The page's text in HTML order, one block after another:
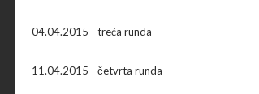
04.04.2015 - treća runda
11.04.2015 - četvrta runda